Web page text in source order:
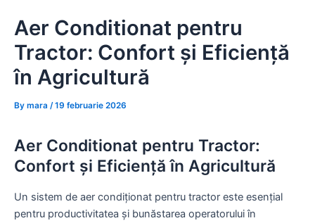
content
Aer Conditionat pentru
Tractor: Confort și Eficiență
în Agricultură
By mara /19 februarie 2026
Aer Conditionat pentru Tractor:
Confort și Eficiență în Agricultură
Un sistem de aer condiționat pentru tractor este esențial
pentru productivitatea și bunăstarea operatorului în